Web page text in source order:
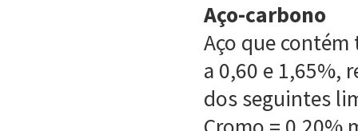
Aço-carbono
Aço que
a 0,60 e 1,65%,
dos seguintes